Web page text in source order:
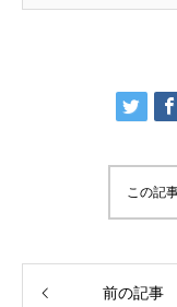
この記
前の記事